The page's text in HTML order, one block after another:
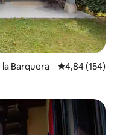
la Barquera Átlagos
4,84 (154)